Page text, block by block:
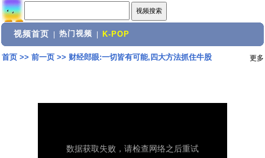
视频首页 热门视频 K-POP
首页>> 前一页>> 财经郎眼:一切皆有可能,四大方法抓住牛股 更多